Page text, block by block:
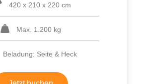
420 x 210 x 220 cm
Max. 1.200 kg
Beladung: Seite & Heck